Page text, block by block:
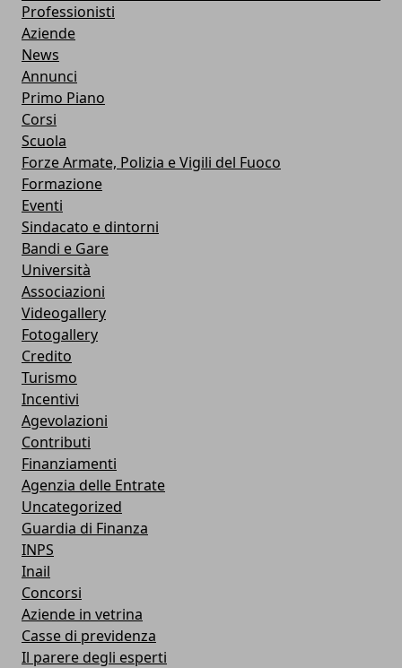
Professionisti
Aziende
News
Annunci
Primo Piano
Corsi
Scuola
Forze Armate, Polizia e Vigili del Fuoco
Formazione
Eventi
Sindacato e dintorni
Bandi e Gare
Università
Associazioni
Videogallery
Fotogallery
Credito
Turismo
Incentivi
Agevolazioni
Contributi
Finanziamenti
Agenzia delle Entrate
Uncategorized
Guardia di Finanza
INPS
Inail
Concorsi
Aziende in vetrina
Casse di previdenza
Il parere degli esperti